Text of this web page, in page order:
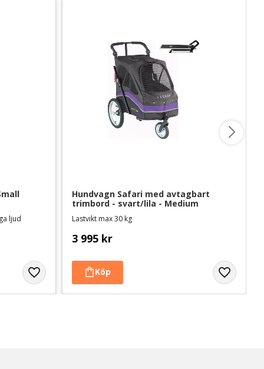
ljud
Hundvagn Safari med avtagbart
trimbord - svart/lila - Medium
Lastvikt max 30 kg
3 995 kr